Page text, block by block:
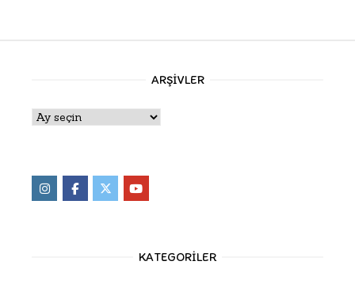
ARŞIVLER
Arşivler
KATEGORILER